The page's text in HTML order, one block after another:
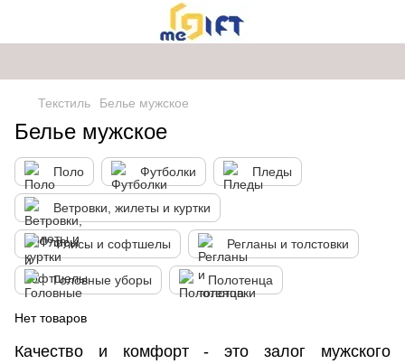
Текстиль Белье мужское
Белье мужское
Поло Футболки Пледы
Ветровки, жилеты и куртки
Флисы и софтшелы Регланы и толстовки
Головные уборы Полотенца
Нет товаров
Качество и комфорт - это залог мужского